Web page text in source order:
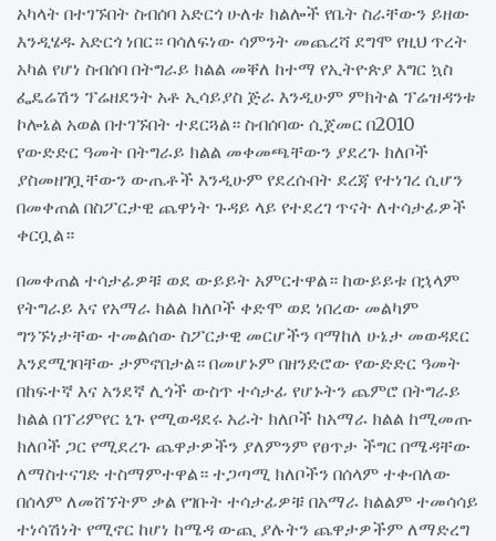
አካላት በተገኙበት ስብሰባ አድርጎ ሁለቱ ክልሎች የቤት ስራቸውን ይዘው
እንዲሄዱ አድርጎ ነበር። ባሳለፍነው ሳምንት መጨረሻ ደግሞ የዚህ ጥረት
አካል የሆነ ስብሰባ በትግራይ ክልል መቐለ ከተማ የኢትዮጵያ እግር ኳስ
ፌዴሬሽን ፕሬዘደንት አቶ ኢሳይያስ ጅራ እንዲሁም ምክትል ፕሬዝዳንቱ
ኮሎኔል አወል በተገኙበት ተደርጓል። ስብሰባው ሲጀመር በ2010
የውድድር ዓመት በትግራይ ክልል መቀመጫቸውን ያደረጉ ክለቦች
ያስመዘገቧቸውን ውጤቶች እንዲሁም የደረሱበት ደረጃ የተነገረ ሲሆን
በመቀጠል በስፖርታዊ ጨዋነት ጉዳይ ላይ የተደረገ ጥናት ለተሳታፊዎች
ቀርቧል።
በመቀጠል ተሳታፊዎቹ ወደ ውይይት አምርተዋል። ከውይይቱ በኋላም
የትግራይ እና የአማራ ክልል ክለቦች ቀድሞ ወደ ነበረው መልካም
ግንኙነታቸው ተመልሰው ስፖርታዊ መርሆችን ባማከለ ሁኔታ መወዳደር
እንደሚገባቸው ታምኖበታል። በመሆኑም በዘንድሮው የውድድር ዓመት
በከፍተኛ እና አንደኛ ሊጎች ውስጥ ተሳታፊ የሆኑትን ጨምሮ በትግራይ
ክልል በፕሪምየር ኒጉ የሚወዳደሩ አራት ክለቦች ከአማራ ክልል ከሚመጡ
ክለቦች ጋር የሚደረጉ ጨዋታዎችን ያለምንም የፀጥታ ችግር በሜዳቸው
ለማስተናገድ ተስማምተዋል። ተጋጣሚ ክለቦችን በሰላም ተቀብለው
በሰላም ለመሸኘትም ቃል የገቡት ተሳታፊዎቹ በአማራ ክልልም ተመሳሳይ
ተነሳሽነት የሚኖር ከሆነ ከሜዳ ውጪ ያሉትን ጨዋታዎችም ለማድረግ